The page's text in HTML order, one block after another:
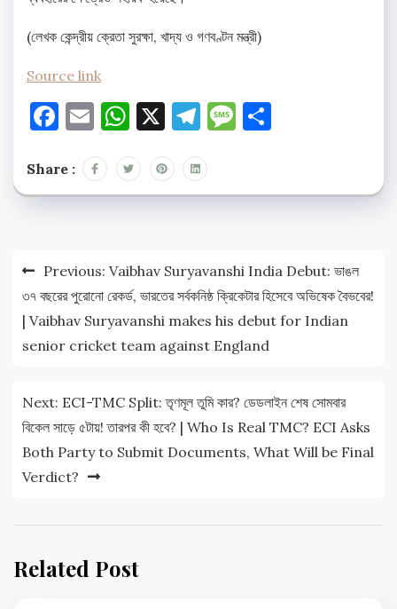
(লেখক কেন্দ্রীয় ক্রেতা সুরক্ষা, খাদ্য ও গণবণ্টন মন্ত্রী)
Source link
Facebook
EmailWhatsApp
X Telegram
Message
Share :
Post
navigation
Previous: Vaibhav Suryavanshi India Debut: ভাঙল
৩৭ বছরের পুরোনো রেকর্ড, ভারতের সর্বকনিষ্ঠ ক্রিকেটার হিসেবে অভিষেক বৈভবের!
| Vaibhav Suryavanshi makes his debut for Indian
senior cricket team against England
Next: ECI-TMC Split: তৃণমূল তুমি কার? ডেডলাইন শেষ সোমবার
বিকেল সাড়ে ৫টায়! তারপর কী হবে? | Who Is Real TMC? ECI Asks
Both Party to Submit Documents, What Will be Final
Verdict?
Related Post